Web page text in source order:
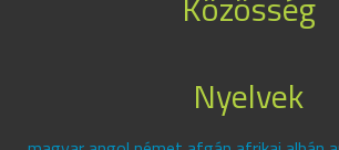
Nyelvek